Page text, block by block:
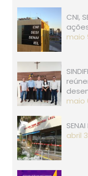
CNI,
maio
maio
abril